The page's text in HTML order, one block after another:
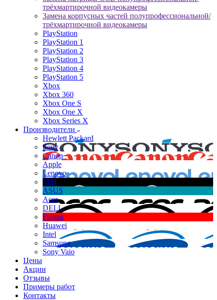
трёхмартирочной видеокамеры
Замена корпусных частей полупрофессиональной/
трёхмартирочной видеокамеры
PlayStation
PlayStation 1
PlayStation 2
PlayStation 3
PlayStation 4
PlayStation 5
Xbox
Xbox 360
Xbox One S
Xbox One X
Xbox Series X
Производители
Hewlett Packard
Sony
Canon
Apple
Lenovo
MSI
ASUS
Acer
DELL
Fujitsu
Huawei
Intel
Samsung
Sony Vaio
Цены
Акции
Отзывы
Примеры работ
Контакты